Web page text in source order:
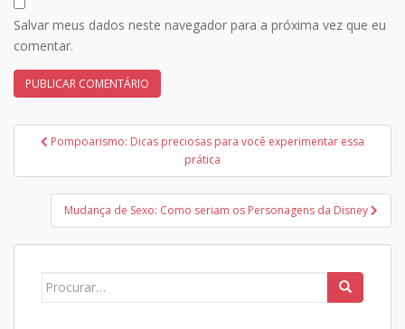
Salvar meus dados neste navegador para a próxima vez que eu
comentar.
Navegação
Post
Pompoarismo: Dicas preciosas para você experimentar essa
prática
Mudança de Sexo: Como seriam os Personagens da Disney
Search